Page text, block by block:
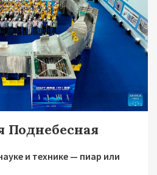
Поднебесная
и технике — пиар или